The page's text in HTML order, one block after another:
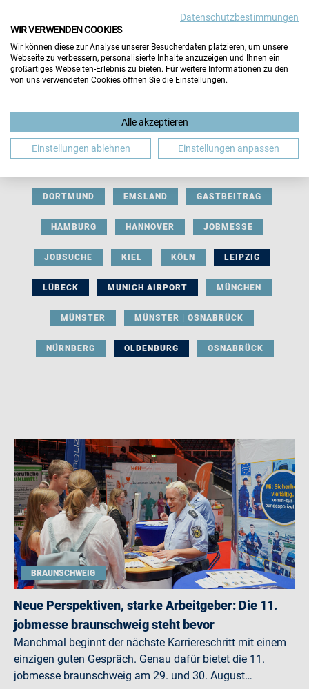
BERUFLICHE ORIENTIERUNG BEWERBUNG
DORTMUND EMSLAND GASTBEITRAG
HAMBURG HANNOVER JOBMESSE
JOBSUCHE KIEL KÖLN LEIPZIG
LÜBECK MUNICH AIRPORT MÜNCHEN
MÜNSTER MÜNSTER | OSNABRÜCK
NÜRNBERG OLDENBURG OSNABRÜCK
BRAUNSCHWEIG
Neue Perspektiven, starke Arbeitgeber: Die 11.
jobmesse braunschweig steht bevor
Manchmal beginnt der nächste Karriereschritt mit einem
einzigen guten Gespräch. Genau dafür bietet die 11.
jobmesse braunschweig am 29. und 30. August…
Datenschutzbestimmungen
WIR VERWENDEN COOKIES
Wir können diese zur Analyse unserer Besucherdaten platzieren, um unsere
Webseite zu verbessern, personalisierte Inhalte anzuzeigen und Ihnen ein
großartiges Webseiten-Erlebnis zu bieten. Für weitere Informationen zu den
von uns verwendeten Cookies öffnen Sie die Einstellungen.
Alle akzeptieren
Einstellungen ablehnen Einstellungen anpassen